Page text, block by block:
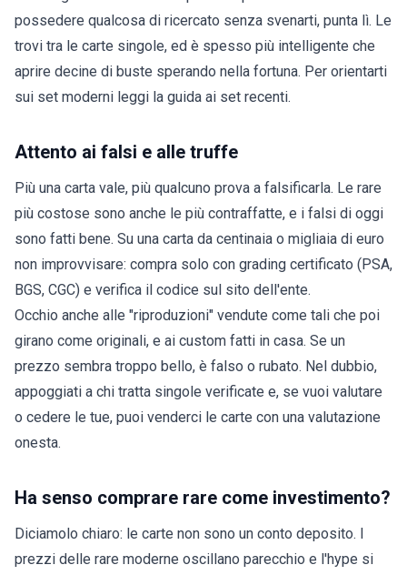
possedere qualcosa di ricercato senza svenarti, punta lì. Le
trovi tra le carte singole, ed è spesso più intelligente che
aprire decine di buste sperando nella fortuna. Per orientarti
sui set moderni leggi la guida ai set recenti.
Attento ai falsi e alle truffe
Più una carta vale, più qualcuno prova a falsificarla. Le rare
più costose sono anche le più contraffatte, e i falsi di oggi
sono fatti bene. Su una carta da centinaia o migliaia di euro
non improvvisare: compra solo con grading certificato (PSA,
BGS, CGC) e verifica il codice sul sito dell'ente.
Occhio anche alle "riproduzioni" vendute come tali che poi
girano come originali, e ai custom fatti in casa. Se un
prezzo sembra troppo bello, è falso o rubato. Nel dubbio,
appoggiati a chi tratta singole verificate e, se vuoi valutare
o cedere le tue, puoi venderci le carte con una valutazione
onesta.
Ha senso comprare rare come investimento?
Diciamolo chiaro: le carte non sono un conto deposito. I
prezzi delle rare moderne oscillano parecchio e l'hype si